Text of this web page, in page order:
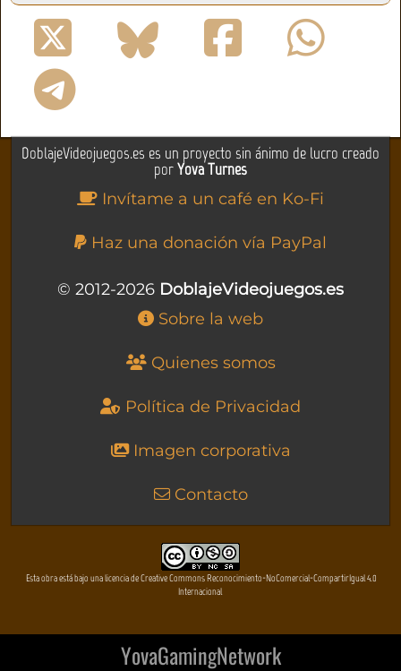
DoblajeVideojuegos.es es un proyecto sin ánimo de lucro creado
porYova Turnes
Invítame a un café en Ko-Fi
Haz una donación vía PayPal
© 2012-2026 DoblajeVideojuegos.es
Sobre la web
Quienes somos
Política de Privacidad
Imagen corporativa
Contacto
Esta obra está bajo una licencia de Creative Commons Reconocimiento-NoComercial-CompartirIgual 4.0
Internacional
YovaGamingNetwork